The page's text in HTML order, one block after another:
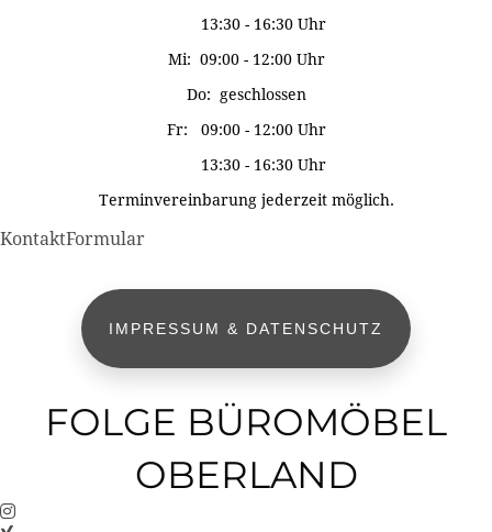
13:30 - 16:30 Uhr
Mi: 09:00 - 12:00 Uhr
Do: geschlossen
Fr: 09:00 - 12:00 Uhr
13:30 - 16:30 Uhr
Terminvereinbarung jederzeit möglich.
KontaktFormular
IMPRESSUM & DATENSCHUTZ
FOLGE BÜROMÖBEL
OBERLAND